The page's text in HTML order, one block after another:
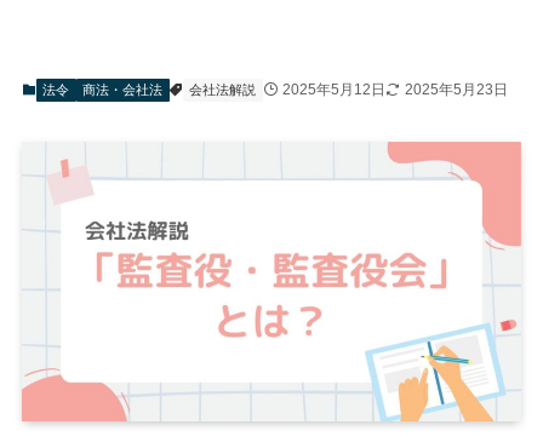
法令 商法・会社法 会社法解説 2025年5月12日 2025年5月23日